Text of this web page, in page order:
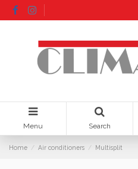
Menu Search
Home Air conditioners Multisplit